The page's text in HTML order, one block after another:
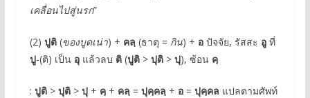
เคลื่อนไปสู่นรก”
(2) ปูติ(ของบูดเน่า) + คลฺ (ธาตุ = กิน) + อปัจจัย, รัสสะ อูที่
ปู-(ติ) เป็น อุแล้วลบ ติ(ปูติ> ปุติ> ปุ), ซ้อน คฺ
: ปูติ> ปุติ> ปุ+ คฺ+ คลฺ = ปุคฺคลฺ + อ= ปุคฺคล แปลตามศัพท์